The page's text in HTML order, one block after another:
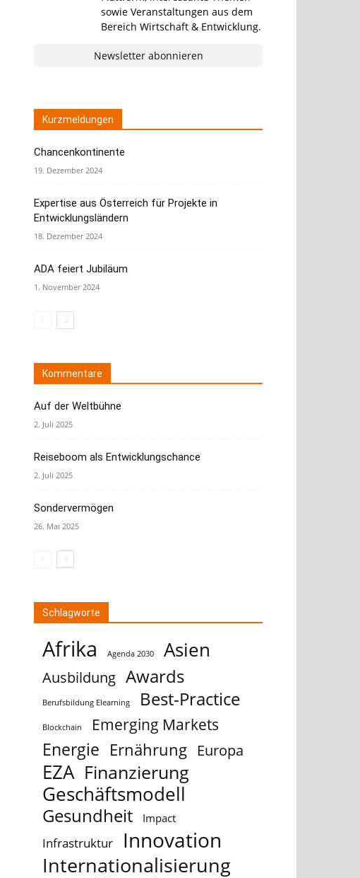
sowie Veranstaltungen aus dem
Bereich Wirtschaft & Entwicklung.
Newsletter abonnieren
Kurzmeldungen
Chancenkontinente
19. Dezember 2024
Expertise aus Österreich für Projekte in
Entwicklungsländern
18. Dezember 2024
ADA feiert Jubiläum
1. November 2024
Kommentare
Auf der Weltbühne
2. Juli 2025
Reiseboom als Entwicklungschance
2. Juli 2025
Sondervermögen
26. Mai 2025
Schlagworte
Afrika Agenda 2030 Asien
Ausbildung Awards
Berufsbildung Elearning Best-Practice
Blockchain Emerging Markets
Energie Ernährung Europa
EZA Finanzierung
Geschäftsmodell
Gesundheit Impact
Infrastruktur Innovation
Internationalisierung